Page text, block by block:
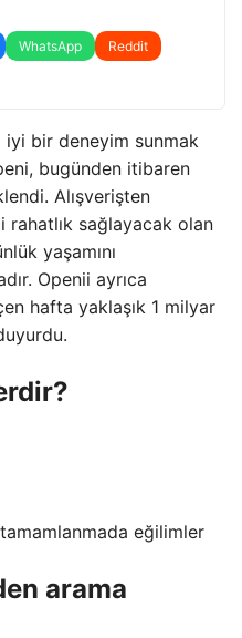
WhatsApp
Reddit
iyi bir deneyim sunmak
bugünden itibaren
Alışverişten
rahatlık sağlayacak olan
yaşamını
Openii ayrıca
hafta yaklaşık 1 milyar
eğilimler
arama